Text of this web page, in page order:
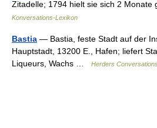
Zitadelle; 1794 hielt sie sich 2
Konversations-Lexikon
Bastia — Bastia, feste Stadt auf der
Hauptstadt, 13200 E., Hafen; liefert
Liqueurs, Wachs …
Herders